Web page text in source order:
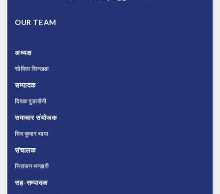
OUR TEAM
अध्यक्ष
सोविता सिम्खडा
सम्पादक
दिपक पुडासैनी
समाचार संयोजक
भिम कुमार थापा
संचालक
निराजन भण्डारी
सह-सम्पादक